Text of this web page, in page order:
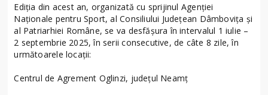
Ediția din acest an, organizată cu sprijinul Agenției
Naționale pentru Sport, al Consiliului Județean Dâmbovița și
al Patriarhiei Române, se va desfășura în intervalul 1 iulie –
2 septembrie 2025, în serii consecutive, de câte 8 zile, în
următoarele locații:
Centrul de Agrement Oglinzi, județul Neamț